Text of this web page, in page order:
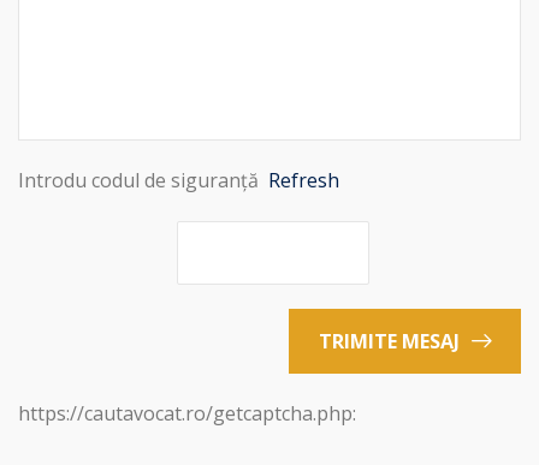
Introdu codul de siguranță Refresh
TRIMITE MESAJ
https://cautavocat.ro/getcaptcha.php: